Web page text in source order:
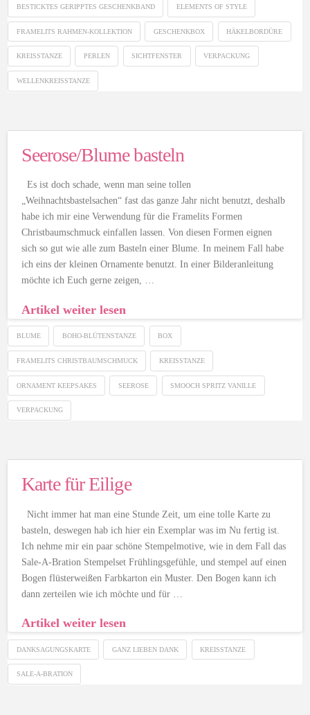
BESTICKTES GERIPPTES GESCHENKBAND ELEMENTS OF STYLE
FRAMELITS RAHMEN-KOLLEKTION GESCHENKBOX HÄKELBORDÜRE
KREISSTANZE PERLEN SICHTFENSTER VERPACKUNG
WELLENKREISSTANZE
Seerose/Blume basteln
Es ist doch schade, wenn man seine tollen
„Weihnachtsbastelsachen“ fast das ganze Jahr nicht benutzt, deshalb
habe ich mir eine Verwendung für die Framelits Formen
Christbaumschmuck einfallen lassen. Von diesen Formen eignen
sich so gut wie alle zum Basteln einer Blume. In meinem Fall habe
ich eins der kleinen Ornamente benutzt. In einer Bilderanleitung
möchte ich Euch gerne zeigen, …
Artikel weiter lesen
BLUME BOHO-BLÜTENSTANZE BOX
FRAMELITS CHRISTBAUMSCHMUCK KREISSTANZE
ORNAMENT KEEPSAKES SEEROSE SMOOCH SPRITZ VANILLE
VERPACKUNG
Karte für Eilige
Nicht immer hat man eine Stunde Zeit, um eine tolle Karte zu
basteln, deswegen hab ich hier ein Exemplar was im Nu fertig ist.
Ich nehme mir ein paar schöne Stempelmotive, wie in dem Fall das
Sale-A-Bration Stempelset Frühlingsgefühle, und stempel auf einen
Bogen flüsterweißen Farbkarton ein Muster. Den Bogen kann ich
dann zerteilen wie ich möchte und für …
Artikel weiter lesen
DANKSAGUNGSKARTE GANZ LIEBEN DANK KREISSTANZE
SALE-A-BRATION